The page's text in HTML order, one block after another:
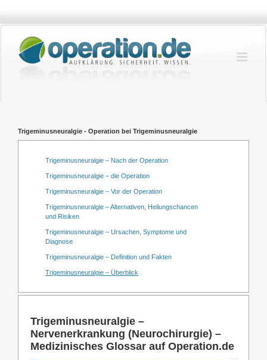
springen
Trigeminusneuralgie - Operation bei Trigeminusneuralgie
Trigeminusneuralgie – Nach der Operation
Trigeminusneuralgie – die Operation
Trigeminusneuralgie – Vor der Operation
Trigeminusneuralgie – Alternativen, Heilungschancen
und Risiken
Trigeminusneuralgie – Ursachen, Symptome und
Diagnose
Trigeminusneuralgie – Definition und Fakten
Trigeminusneuralgie – Überblick
Trigeminusneuralgie –
Nervenerkrankung (Neurochirurgie) –
Medizinisches Glossar auf Operation.de